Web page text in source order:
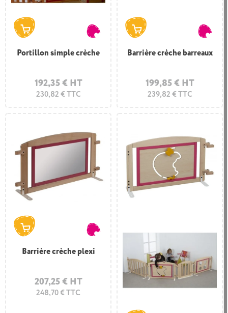
Portillon simple crèche
192,35 € HT
230,82 € TTC
Barrière crèche barreaux
199,85 € HT
239,82 € TTC
Barrière crèche plexi
207,25 € HT
248,70 € TTC